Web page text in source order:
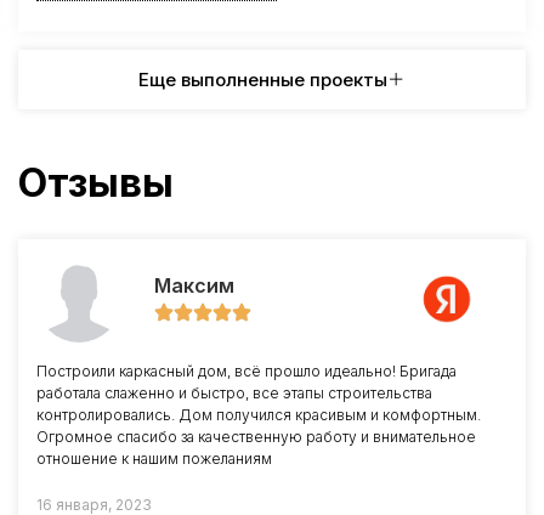
Еще выполненные проекты
Отзывы
Максим
Построили каркасный дом, всё прошло идеально! Бригада
работала слаженно и быстро, все этапы строительства
контролировались. Дом получился красивым и комфортным.
Огромное спасибо за качественную работу и внимательное
отношение к нашим пожеланиям
16 января, 2023